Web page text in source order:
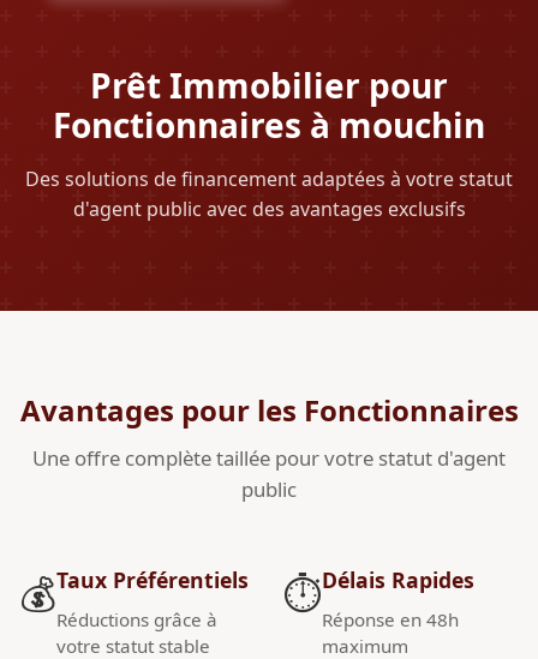
Prêt Immobilier pour
Fonctionnaires à mouchin
Des solutions de financement adaptées à votre statut
d'agent public avec des avantages exclusifs
Avantages pour les Fonctionnaires
Une offre complète taillée pour votre statut d'agent
public
💰Taux Préférentiels
Réductions grâce à
votre statut stable
⏱️Délais Rapides
Réponse en 48h
maximum